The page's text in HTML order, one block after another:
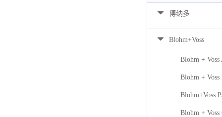
博纳多
Blohm+Voss
Blohm + Voss
Blohm +
Blohm+Voss
Blohm + Voss